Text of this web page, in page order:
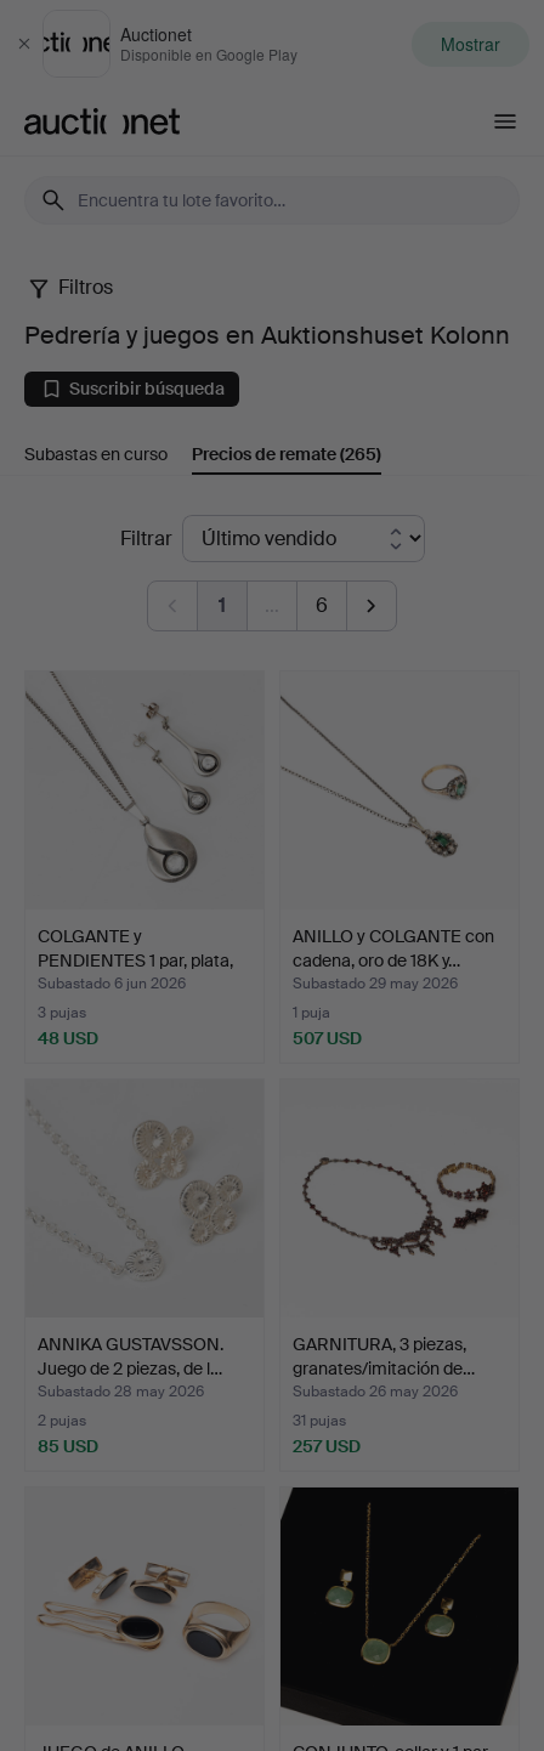
Cerrar
Auctionet
Disponible en Google Play Mostrar
Pedrería
juegos
en
Auktionshuset
Filtros
Pedrería y juegos en Auktionshuset Kolonn
Suscribir búsqueda
Subastas en curso Precios de remate(265)
Filtrar
1 … 6
COLGANTE y
PENDIENTES 1 par, plata,
piedra…
Subastado 6 jun 2026
3 pujas
48 USD
ANILLO y COLGANTE con
cadena, oro de 18K y…
Subastado 29 may 2026
1 puja
507 USD
ANNIKA GUSTAVSSON.
Juego de 2 piezas, de l…
Subastado 28 may 2026
2 pujas
85 USD
GARNITURA, 3 piezas,
granates/imitación de…
Subastado 26 may 2026
31 pujas
257 USD